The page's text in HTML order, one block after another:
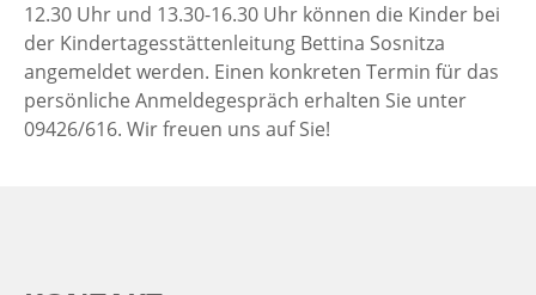
12.30 Uhr und 13.30-16.30 Uhr können die Kinder bei
der Kindertagesstättenleitung Bettina Sosnitza
angemeldet werden. Einen konkreten Termin für das
persönliche Anmeldegespräch erhalten Sie unter
09426/616. Wir freuen uns auf Sie!